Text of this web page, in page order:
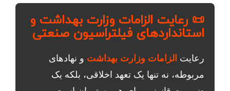
📜 رعایت الزامات وزارت بهداشت و
استانداردهای فیلتراسیون صنعتی
رعایت الزامات وزارت بهداشت و نهادهای
مربوطه، نه تنها یک تعهد اخلاقی، بلکه یک